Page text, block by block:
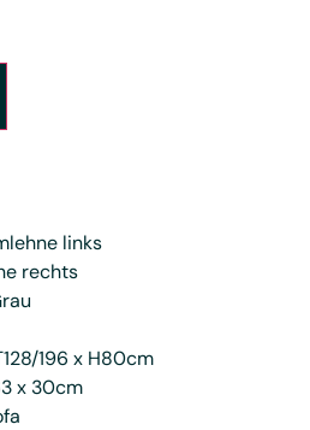
links
rechts
196 x H80cm
x 30cm